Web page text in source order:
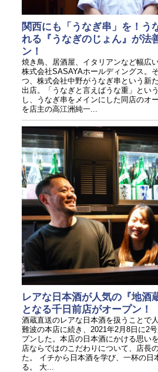
関西にも「うなぎ串」を！う
れる『うなぎのじょん』が法
ン！
焼き鳥、居酒屋、イタリアンなど幅広
株式会社SASAYAホールディングス。
つ、株式会社中野がうなぎ串という新
出店。「うなぎと言えばうな重」とい
し、うなぎ串をメインにした同店のオ
を店主の高江洲純一...
レアな日本酒が人気の『地酒
となる千日前店がオープン！
酒蔵直送のレアな日本酒を扱うことで
難波の本店に続き、2021年2月8日に2
プンした。本店の日本酒にかける思い
店ならではのこだわりについて、店長
た。 イチから日本酒を学び、一杯の日
る。 大...